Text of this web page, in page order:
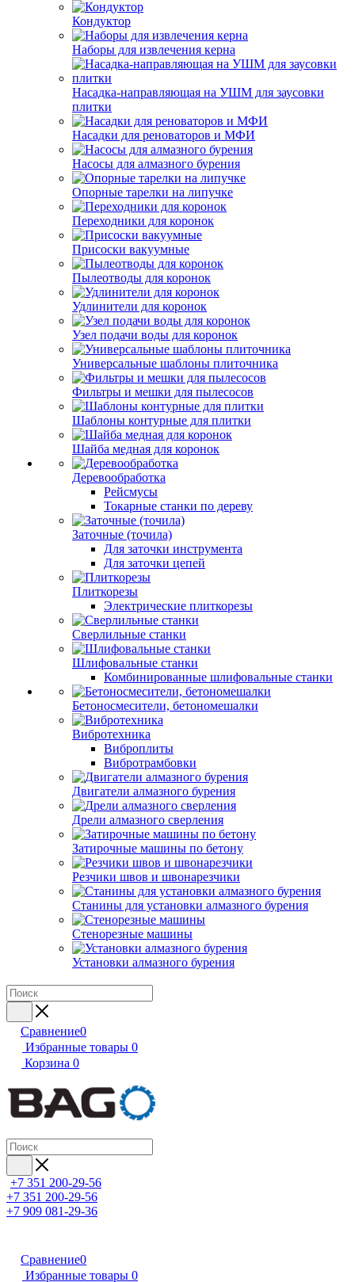
Кондуктор
Наборы для извлечения керна
Насадка-направляющая на УШМ для заусовки
плитки
Насадки для реноваторов и МФИ
Насосы для алмазного бурения
Опорные тарелки на липучке
Переходники для коронок
Присоски вакуумные
Пылеотводы для коронок
Удлинители для коронок
Узел подачи воды для коронок
Универсальные шаблоны плиточника
Фильтры и мешки для пылесосов
Шаблоны контурные для плитки
Шайба медная для коронок
Деревообработка
Рейсмусы
Токарные станки по дереву
Заточные (точила)
Для заточки инструмента
Для заточки цепей
Плиткорезы
Электрические плиткорезы
Сверлильные станки
Шлифовальные станки
Комбинированные шлифовальные станки
Бетоносмесители, бетономешалки
Вибротехника
Виброплиты
Вибротрамбовки
Двигатели алмазного бурения
Дрели алмазного сверления
Затирочные машины по бетону
Резчики швов и швонарезчики
Станины для установки алмазного бурения
Стенорезные машины
Установки алмазного бурения
Сравнение0
Избранные товары 0
Корзина 0
+7 351 200-29-56
+7 351 200-29-56
+7 909 081-29-36
Сравнение0
Избранные товары 0